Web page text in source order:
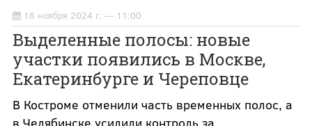
16 ноября 2024 г. — 11:00
Выделенные полосы: новые
участки появились в Москве,
Екатеринбурге и Череповце
В Костроме отменили часть временных полос, а
в Челябинске усилили контроль за